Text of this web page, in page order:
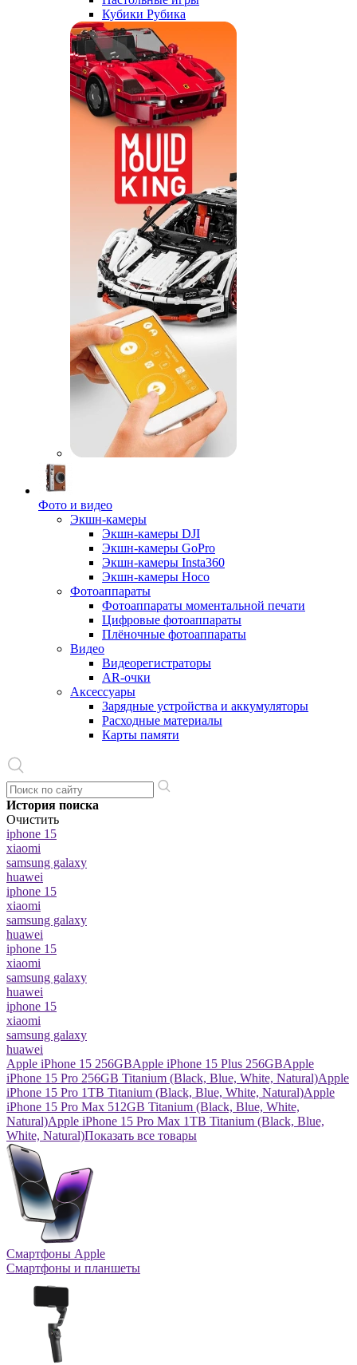
Кубики Рубика
Фото и видео
Экшн-камеры
Экшн-камеры DJI
Экшн-камеры GoPro
Экшн-камеры Insta360
Экшн-камеры Hoco
Фотоаппараты
Фотоаппараты моментальной печати
Цифровые фотоаппараты
Плёночные фотоаппараты
Видео
Видеорегистраторы
AR-очки
Аксессуары
Зарядные устройства и аккумуляторы
Расходные материалы
Карты памяти
История поиска
Очистить
iphone 15
xiaomi
samsung galaxy
huawei
iphone 15
xiaomi
samsung galaxy
huawei
iphone 15
xiaomi
samsung galaxy
huawei
iphone 15
xiaomi
samsung galaxy
huawei
Apple iPhone 15 256GBApple iPhone 15 Plus 256GBApple
iPhone 15 Pro 256GB Titanium (Black, Blue, White, Natural)Apple
iPhone 15 Pro 1TB Titanium (Black, Blue, White, Natural)Apple
iPhone 15 Pro Max 512GB Titanium (Black, Blue, White,
Natural)Apple iPhone 15 Pro Max 1TB Titanium (Black, Blue,
White, Natural)Показать все товары
Смартфоны Apple
Смартфоны и планшеты